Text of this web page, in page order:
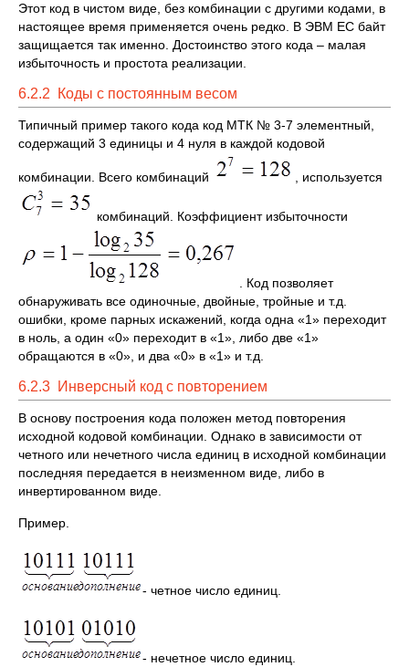
Этот код в чистом виде, без комбинации с другими кодами, в
настоящее время применяется очень редко. В ЭВМ ЕС байт
защищается так именно. Достоинство этого кода – малая
избыточность и простота реализации.
6.2.2 Коды с постоянным весом
Типичный пример такого кода код МТК № 3-7 элементный,
содержащий 3 единицы и 4 нуля в каждой кодовой
комбинации. Всего комбинаций , используется
комбинаций. Коэффициент избыточности
. Код позволяет
обнаруживать все одиночные, двойные, тройные и т.д.
ошибки, кроме парных искажений, когда одна «1» переходит
в ноль, а один «0» переходит в «1», либо две «1»
обращаются в «0», и два «0» в «1» и т.д.
6.2.3 Инверсный код с повторением
В основу построения кода положен метод повторения
исходной кодовой комбинации. Однако в зависимости от
четного или нечетного числа единиц в исходной комбинации
последняя передается в неизменном виде, либо в
инвертированном виде.
Пример.
- четное число единиц.
- нечетное число единиц.